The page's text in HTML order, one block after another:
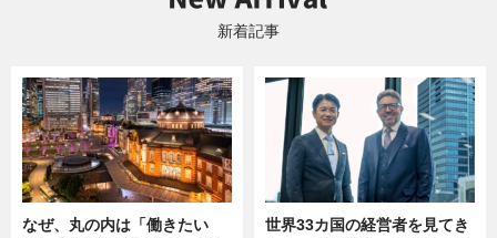
新着記事
なぜ、丸の内は「働きたい
世界33カ国の経営者を見てき